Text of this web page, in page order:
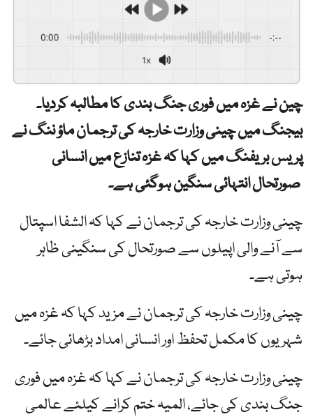
0:00 -:--
1x
چین نے غزہ میں فوری جنگ بندی کا مطالبہ کردیا۔
بیجنگ میں چینی وزارت خارجہ کی ترجمان ماؤ ننگ نے
پریس بریفنگ میں کہا کہ غزہ تنازع میں انسانی
چینی وزارت خارجہ کی ترجمان نے کہا کہ الشفا اسپتال
سے آنے والی اپیلوں سے صورتحال کی سنگینی ظاہر
ہوتی ہے۔
چینی وزارت خارجہ کی ترجمان نے مزید کہا کہ غزہ میں
شہریوں کا مکمل تحفظ اور انسانی امداد بڑھائی جائے۔
چینی وزارت خارجہ کی ترجمان نے کہا کہ غزہ میں فوری
جنگ بندی کی جائے، المیہ ختم کرانے کیلئے عالمی